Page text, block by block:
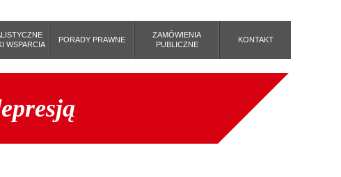
WSPARCIA
PORADY PRAWNE
ZAMÓWIENIA
PUBLICZNE
KONTAKT